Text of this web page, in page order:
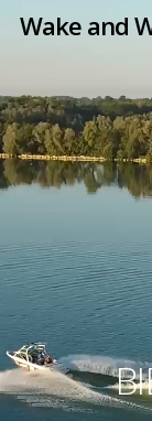
Wake and